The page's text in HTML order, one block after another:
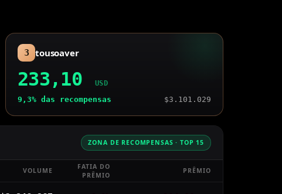
3 tousoaver
Prêmio:
233,10 USD
9,3% das recompensas $3.101.029
ZONA DE RECOMPENSAS · TOP 15
VOLUME
FATIA DO
PRÊMIO
PRÊMIO